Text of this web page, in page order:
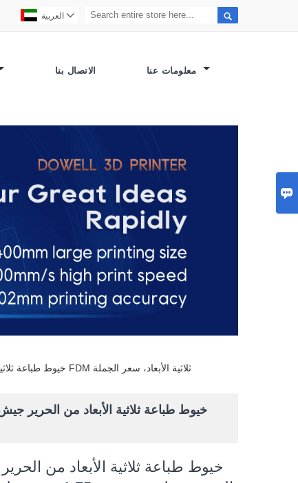

 العربية 
الاتصال بنا
خيوط طباعة ثلاثية الأبعاد من الحرير جيش التحرير الشعبي، ملفوفة بدقة، 1.75 مم، سطح لامع حريري، مناسبة لطابعات FDM ثلاثية الأبعاد، سعر الجملة
خيوط طباعة ثلاثية الأبعاد من